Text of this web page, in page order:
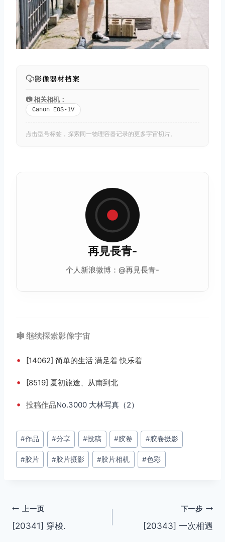
影像器材档案
📷 相关相机：
Canon EOS-1V
点击型号标签，探索同一物理容器记录的更多宇宙切片。
再見長青-
个人新浪微博：@再見長青-
🕸️ 继续探索影像宇宙
• [14062] 简单的生活 满足着 快乐着
• [8519] 夏初旅途、从南到北
• 投稿作品No.3000 大林写真（2）
文
章
标
#作品 #分享 #投稿 #胶卷 #胶卷摄影
#胶片 #胶片摄影 #胶片相机 #色彩
文
章
上一页
[20341] 穿梭.
下一步
[20343] 一次相遇